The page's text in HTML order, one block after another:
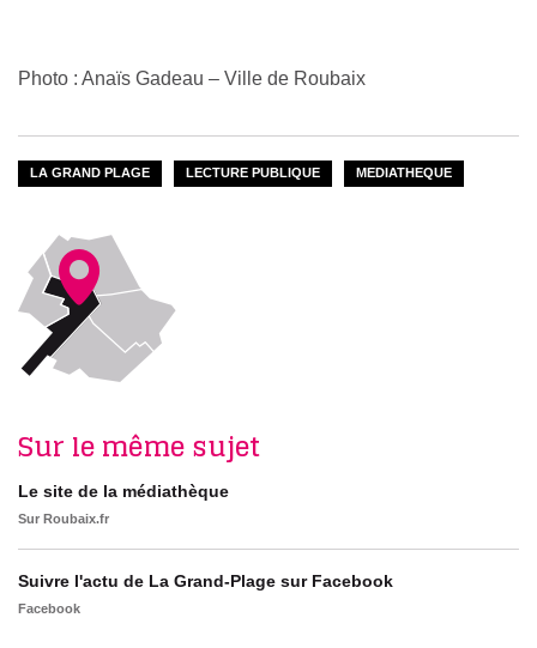
Photo : Anaïs Gadeau – Ville de Roubaix
LA GRAND PLAGE LECTURE PUBLIQUE MEDIATHEQUE
Sur le même sujet
Le site de la médiathèque
Sur Roubaix.fr
Suivre l'actu de La Grand-Plage sur Facebook
Facebook